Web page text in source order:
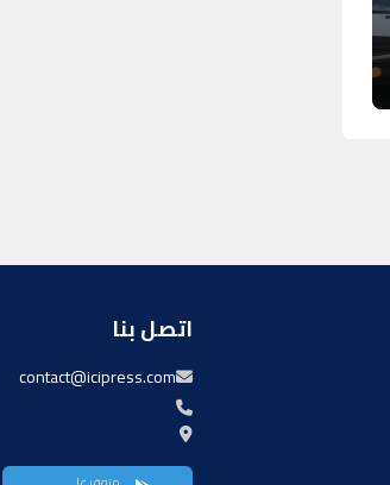
اتصل بنا
contact@icipress.com